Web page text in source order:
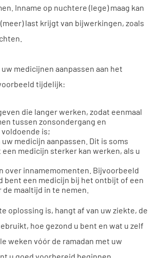
Inname op nuchtere (lege) maag kan
last krijgt van bijwerkingen, zoals
medicijnen aanpassen aan het
tijdelijk:
die langer werken, zodat eenmaal
tussen zonsondergang en
is;
uw medicijn aanpassen. Dit is soms
een medicijn sterker kan werken, als u
over innamemomenten. Bijvoorbeeld
bent een medicijn bij het ontbijt of een
maaltijd in te nemen.
oplossing is, hangt af van uw ziekte, de
hoe gezond u bent en wat u zelf
weken vóór de ramadan met uw
u goed voorbereid beginnen.